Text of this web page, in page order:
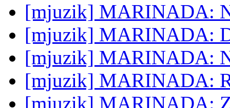
[mjuzik] MARINADA:
[mjuzik] MARINADA:
[mjuzik] MARINADA:
[mjuzik] MARINADA:
[mjuzik] MARINADA: